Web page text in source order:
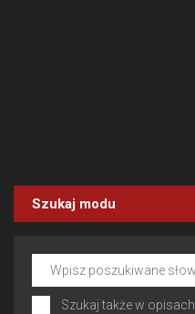
Szukaj modu
Szukaj także w opisach